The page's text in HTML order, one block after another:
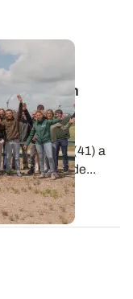
édition
!
et
le-Marché (41) a
de Clap de...